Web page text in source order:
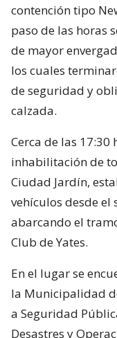
contención tipo
paso de las horas
de mayor
los cuales
de seguridad y
calzada.
Cerca de las
inhabilitación de
Ciudad Jardín,
vehículos desde el
abarcando el
Club de Yates.
En el lugar se
la Municipalidad
a Seguridad
Desastres y